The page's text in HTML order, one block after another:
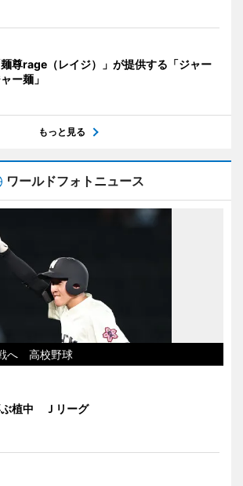
麺尊rage（レイジ）」が提供する「ジャー
ー麺」
もっと見る
ワールドフォトニュース
へ 高校野球
植中 Ｊリーグ